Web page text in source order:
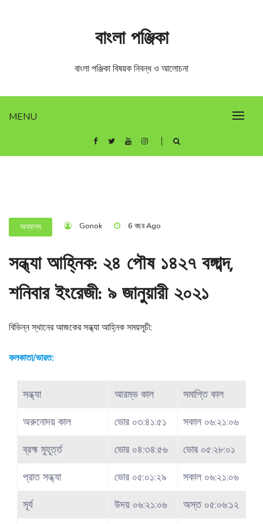
MENU
বাংলা পঞ্জিকা
বাংলা পঞ্জিকা বিষয়ক নিবন্ধ ও আলোচনা
অন্যান্য Gonok 6 বছর Ago
সন্ধ্যা আহ্নিক: ২৪ পৌষ ১৪২৭ বঙ্গাব্দ,
শনিবার ইংরেজী: ৯ জানুয়ারী ২০২১
বিভিন্ন স্থানের আজকের সন্ধ্যা আহ্নিক সময়সূচী:
কলকাতা/ভারত:
সন্ধ্যা আরম্ভ কাল
সমাপ্তি কাল
অরুনোদয় কাল
ভোর ০৩:৪১:৫১
সকাল ০৬:২১:০৬
ব্রহ্ম মুহূর্ত্ত
ভোর ০৪:৩৪:৫৬
ভোর ০৫:২৮:০১
প্রাত সন্ধ্যা
ভোর ০৫:০১:২৯
সকাল ০৬:২১:০৬
সূর্য
উদয় ০৬:২১:০৬
অস্ত ০৫:০৬:১২